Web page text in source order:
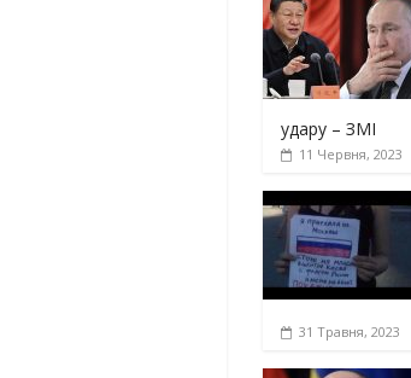
yдарy – ЗМІ
11 Червня, 2023
31 Травня, 2023